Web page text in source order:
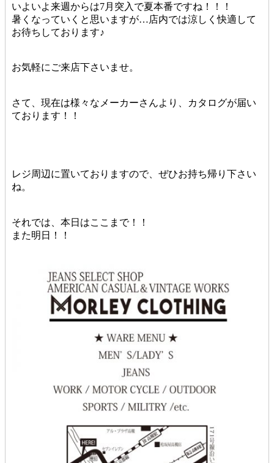
いよいよ来週からは7月突入で夏本番ですね！！！
暑くなっていくと思いますが…店内では涼しく快適して
お待ちしております♪
お気軽にご来店下さいませ。
さて、現在は様々なメーカーさんより、カタログが届い
ております！！
レジ周辺に置いておりますので、ぜひお持ち帰り下さい
ね。
それでは、本日はここまで！！
また明日！！